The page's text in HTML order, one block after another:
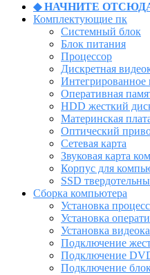
◆ НАЧНИТЕ
Комплектующие пк
Системный блок
Блок питания
Процессор
Дискретная
Интегрированное
Оперативная
HDD жесткий
Материнская
Оптический
Сетевая карта
Звуковая карта
Корпус для
SSD
Сборка компьютера
Установка
Установка
Установка
Подключение
Подключение
Подключение